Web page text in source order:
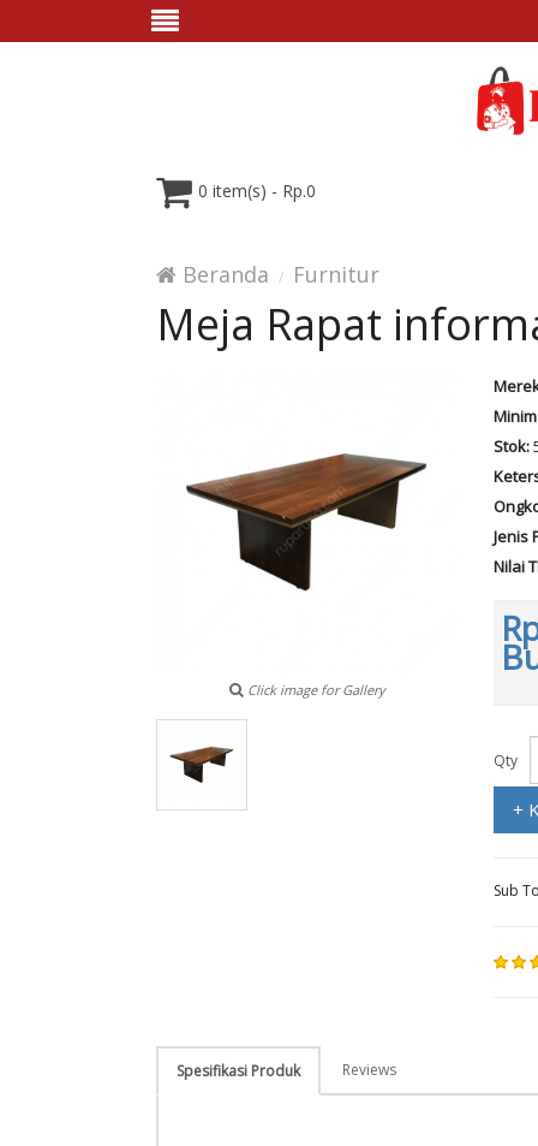
0 item(s) - Rp.0
Beranda Furnitur
Meja Rapat
Click image for Gallery
Stok:
Jenis
Nilai
Qty
+
Sub
Spesifikasi Produk Reviews